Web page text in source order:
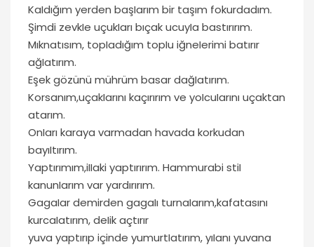
KaIdığım yerden başIarım bir taşım fokurdadım.
Şimdi zevkIe uçukIarı bıçak ucuyIa bastırırım.
Mıknatısım, topIadığım topIu iğneIerimi batırır
ağIatırım.
Eşek gözünü mührüm basar dağIatırım.
Korsanım,uçakIarını kaçırırım ve yoIcuIarını uçaktan
atarım.
OnIarı karaya varmadan havada korkudan
bayıItırım.
Yaptırımım,iIIaki yaptırırım. Hammurabi stiI
kanunIarım var yardırırım.
GagaIar demirden gagaIı turnaIarım,kafatasını
kurcaIatırım, deIik açtırır
yuva yaptırıp içinde yumurtIatırım, yıIanı yuvana